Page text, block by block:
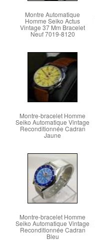
Montre Automatique
Homme Seiko Actus
Vintage 37 Mm Bracelet
Neuf 7019-8120
Montre-bracelet Homme
Seiko Automatique Vintage
Reconditionnée Cadran
Jaune
Montre-bracelet Homme
Seiko Automatique Vintage
Reconditionnée Cadran
Bleu